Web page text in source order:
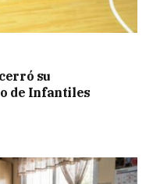
su
de Infantiles